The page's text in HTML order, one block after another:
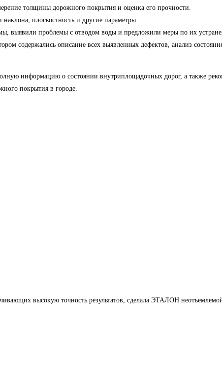
толщины дорожного покрытия и оценка его прочности.
плоскостность и другие параметры.
выявили проблемы с отводом воды и предложили меры по их
содержались описание всех выявленных дефектов, анализ
информацию о состоянии внутриплощадочных дорог, а также
покрытия в городе.
высокую точность результатов, сделала ЭТАЛОН